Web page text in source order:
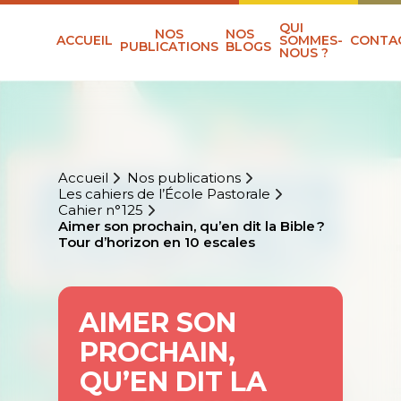
ACCUEIL NOS
PUBLICATIONS
NOS
BLOGS
QUI
SOMMES-
NOUS ?
Accueil
Nos publications
Les cahiers de l’École Pastorale
Cahier n°125
Aimer son prochain, qu’en dit la Bible ?
Tour d’horizon en 10 escales
AIMER SON
PROCHAIN,
QU’EN DIT LA